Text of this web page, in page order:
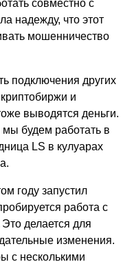
совместно с
надежду, что этот
мошенничество
подключения других
и
выводятся деньги.
будем работать в
LS в кулуарах
году запустил
работа с
делается для
изменения.
с несколькими